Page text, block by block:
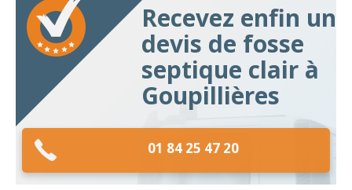
Recevez enfin un
devis de fosse
septique clair à
Goupillières
01 84 25 47 20